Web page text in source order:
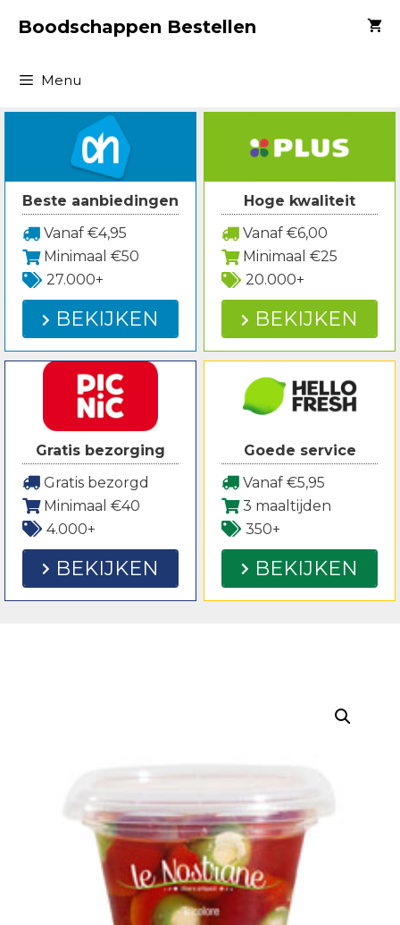
naarBoodschappen Bestellen
Menu
Beste aanbiedingen
Vanaf €4,95
Minimaal €50
27.000+
BEKIJKEN
Hoge kwaliteit
Vanaf €6,00
Minimaal €25
20.000+
BEKIJKEN
Gratis bezorging
Gratis bezorgd
Minimaal €40
4.000+
BEKIJKEN
Goede service
Vanaf €5,95
3 maaltijden
350+
BEKIJKEN